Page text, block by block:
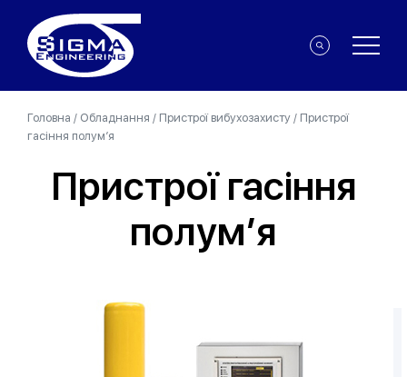
Головна / Обладнання / Пристрої вибухозахисту / Пристрої
гасіння полум’я
Пристрої гасіння
полум’я